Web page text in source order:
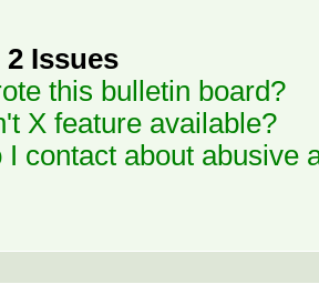
Issues
this bulletin board?
X feature available?
I contact about abusive